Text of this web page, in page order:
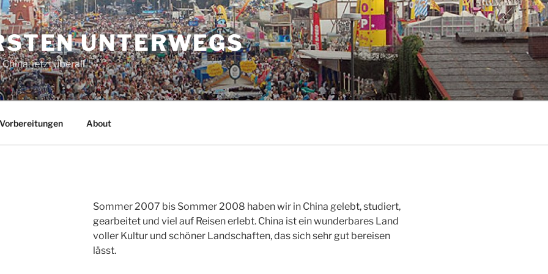
UNTERWEGS
jetzt überall
Vorbereitungen About
Sommer 2007 bis Sommer 2008 haben wir in China gelebt, studiert,
gearbeitet und viel auf Reisen erlebt. China ist ein wunderbares Land
voller Kultur und schöner Landschaften, das sich sehr gut bereisen
lässt.